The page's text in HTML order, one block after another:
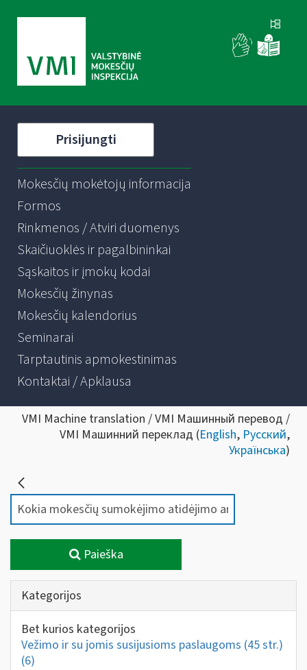
Prisijungti
Mokesčių mokėtojų informacija
Formos
Rinkmenos / Atviri duomenys
Skaičiuoklės ir pagalbininkai
Sąskaitos ir įmokų kodai
Mokesčių žinynas
Mokesčių kalendorius
Seminarai
Tarptautinis apmokestinimas
Kontaktai / Apklausa
VMI Machine translation / VMI Машинный перевод /
VMI Машинний переклад (English, Русский,
Українська)
Paieška
Kategorijos
Bet kurios kategorijos
Vežimo ir su jomis susijusioms paslaugoms (45 str.)
(6)